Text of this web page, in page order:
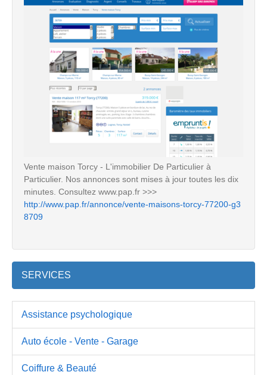
Vente maison Torcy - L'immobilier De Particulier à
Particulier. Nos annonces sont mises à jour toutes les dix
minutes. Consultez www.pap.fr >>>
http://www.pap.fr/annonce/vente-maisons-torcy-77200-g3
8709
SERVICES
Assistance psychologique
Auto école - Vente - Garage
Coiffure & Beauté